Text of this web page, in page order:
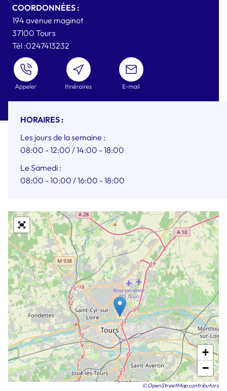
COORDONNÉES :
194 avenue maginot
37100 Tours
Tél :0247413232
ENVOYER
UN
MAIL
HORAIRES :
Les jours de la semaine :
08:00 - 12:00 / 14:00 - 18:00
Le Samedi :
08:00 - 10:00 / 16:00 - 18:00
+
−
© OpenStreetMap contributors